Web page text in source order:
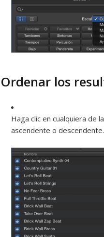
Ordenar los
Haga clic en cualquiera de
ascendente o descendente.